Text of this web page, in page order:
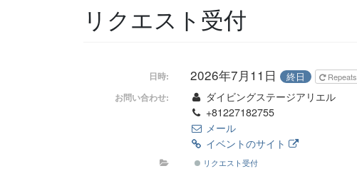
リクエスト受付
日時: 2026年7月11日 終日 Repeats
お問い合わせ:
ダイビングステージアリエル
+81227182755
メール
イベントのサイト
リクエスト受付